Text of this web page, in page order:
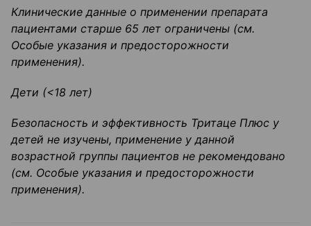
Клинические данные о применении препарата
пациентами старше 65 лет ограничены (см.
Особые указания и предосторожности
применения).
Дети (<18 лет)
Безопасность и эффективность Тритаце Плюс у
детей не изучены, применение у данной
возрастной группы пациентов не рекомендовано
(см. Особые указания и предосторожности
применения).